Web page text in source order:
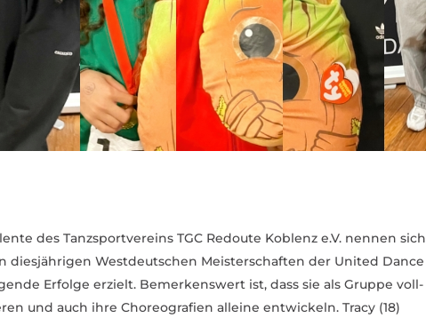
des Tanz­sport­vereins TGC Redoute Koblenz e.V. nennen sich
dies­jäh­rigen West­deut­schen Meis­ter­schaften der United Dance
Erfolge erzielt. Bemer­kenswert ist, dass sie als Gruppe voll­
und auch ihre Choreo­grafien alleine entwi­ckeln. Tracy (18)